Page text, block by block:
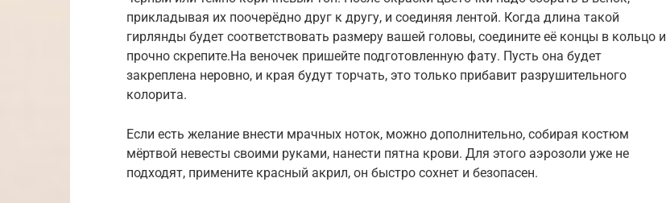
прикладывая их поочерёдно друг к другу, и соединяя лентой. Когда длина такой
гирлянды будет соответствовать размеру вашей головы, соедините её концы в кольцо и
прочно скрепите.На веночек пришейте подготовленную фату. Пусть она будет
закреплена неровно, и края будут торчать, это только прибавит разрушительного
колорита.
Если есть желание внести мрачных ноток, можно дополнительно, собирая костюм
мёртвой невесты своими руками, нанести пятна крови. Для этого аэрозоли уже не
подходят, примените красный акрил, он быстро сохнет и безопасен.